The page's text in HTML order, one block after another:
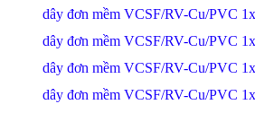
dây đơn mềm VCSF/RV-Cu/PVC
dây đơn mềm VCSF/RV-Cu/PVC
dây đơn mềm VCSF/RV-Cu/PVC
dây đơn mềm VCSF/RV-Cu/PVC